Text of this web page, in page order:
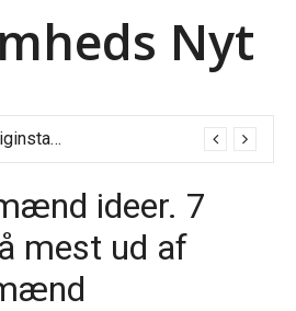
Nyt
Autoriserede boliginstallationer: Fjernvarmeservice, VVS og el-tjek
ideer. 7
mest ud af